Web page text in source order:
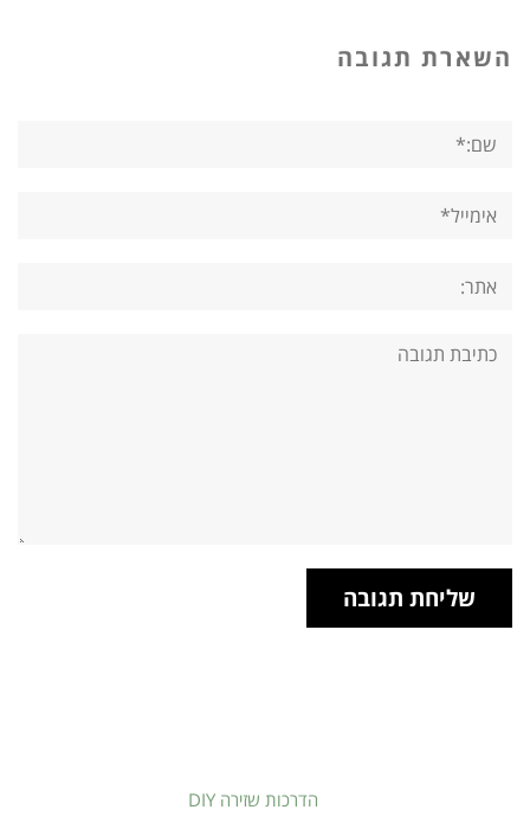
השארת תגובה
תגובה:
הדרכות שזירה DIY